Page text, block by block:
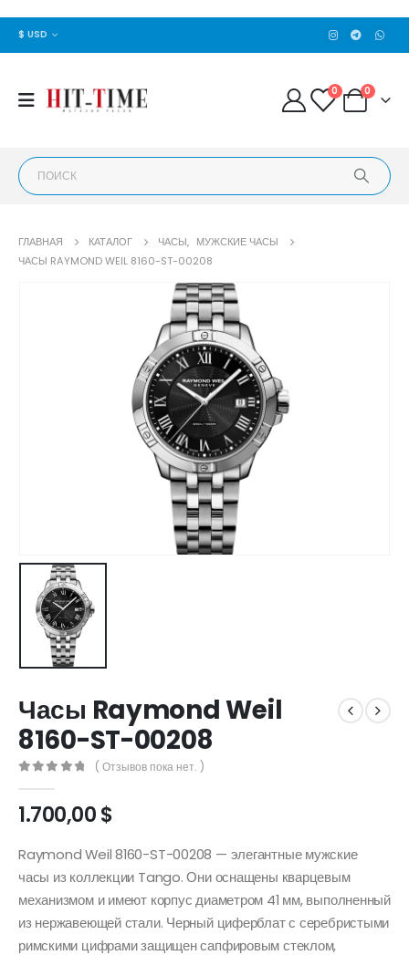
$ USD
0 0
ГЛАВНАЯ КАТАЛОГ ЧАСЫ, МУЖСКИЕ ЧАСЫ
ЧАСЫ RAYMOND WEIL 8160-ST-00208
Часы Raymond Weil
8160-ST-00208
( Отзывов пока нет. )
1.700,00$
Raymond Weil 8160-ST-00208 — элегантные мужские
часы из коллекции Tango. Они оснащены кварцевым
механизмом и имеют корпус диаметром 41 мм, выполненный
из нержавеющей стали. Черный циферблат с серебристыми
римскими цифрами защищен сапфировым стеклом,